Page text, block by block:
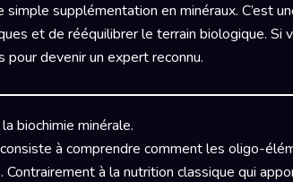
simple supplémentation en minéraux. C’est
et de rééquilibrer le terrain biologique. Si
devenir un expert reconnu.
biochimie minérale.
à comprendre comment les oligo-
à la nutrition classique qui